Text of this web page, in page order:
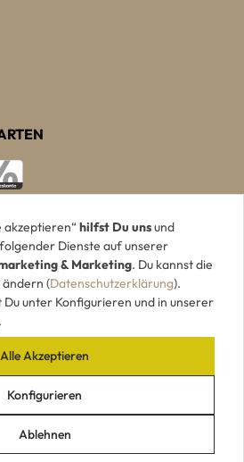
|Datenschutz|Widerrufsrecht
Holzpiloten.de
akzeptieren“ hilfst Du unsund
Dienste auf unserer
& Marketing. Du kannst die
ändern (Datenschutzerklärung).
unter Konfigurieren und in unserer
.
Ablehnen
Konfigurieren
Alle Akzeptieren